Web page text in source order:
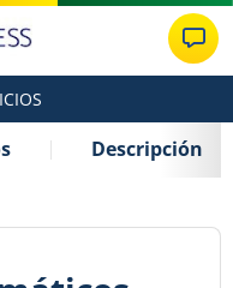
Descripción